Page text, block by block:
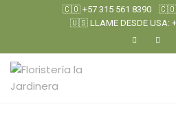
🇨🇴 +57 315 561 8390
🇨🇴
🇺🇸 LLAME DESDE USA: